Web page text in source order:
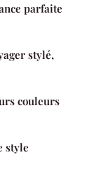
parfaite
stylé,
couleurs
style